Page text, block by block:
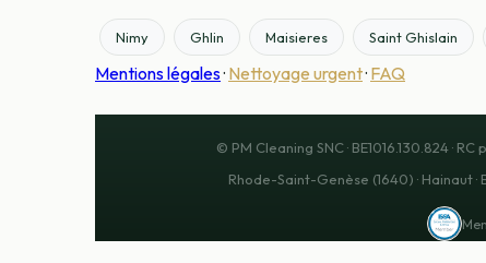
Nimy Ghlin Maisieres Saint Ghislain
Mentions légales· Nettoyage urgent· FAQ
© PM Cleaning SNC · BE1016.130.824 ·
Rhode-Saint-Genèse (1640) · Hainaut ·